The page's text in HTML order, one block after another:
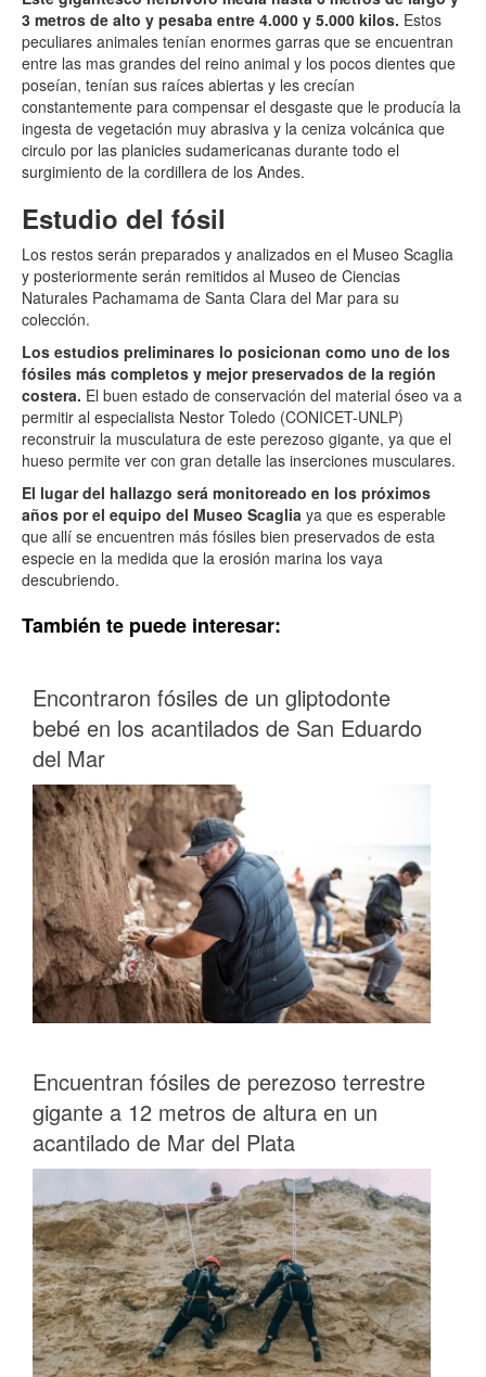
3 metros de alto y pesaba entre 4.000 y 5.000 kilos. Estos
peculiares animales tenían enormes garras que se encuentran
entre las mas grandes del reino animal y los pocos dientes que
poseían, tenían sus raíces abiertas y les crecían
constantemente para compensar el desgaste que le producía la
ingesta de vegetación muy abrasiva y la ceniza volcánica que
circulo por las planicies sudamericanas durante todo el
surgimiento de la cordillera de los Andes.
Estudio del fósil
Los restos serán preparados y analizados en el Museo Scaglia
y posteriormente serán remitidos al Museo de Ciencias
Naturales Pachamama de Santa Clara del Mar para su
colección.
Los estudios preliminares lo posicionan como uno de los
fósiles más completos y mejor preservados de la región
costera. El buen estado de conservación del material óseo va a
permitir al especialista Nestor Toledo (CONICET-UNLP)
reconstruir la musculatura de este perezoso gigante, ya que el
hueso permite ver con gran detalle las inserciones musculares.
El lugar del hallazgo será monitoreado en los próximos
años por el equipo del Museo Scaglia ya que es esperable
que allí se encuentren más fósiles bien preservados de esta
especie en la medida que la erosión marina los vaya
descubriendo.
También te puede interesar:
Encontraron fósiles de un gliptodonte
bebé en los acantilados de San Eduardo
del Mar
Encuentran fósiles de perezoso terrestre
gigante a 12 metros de altura en un
acantilado de Mar del Plata